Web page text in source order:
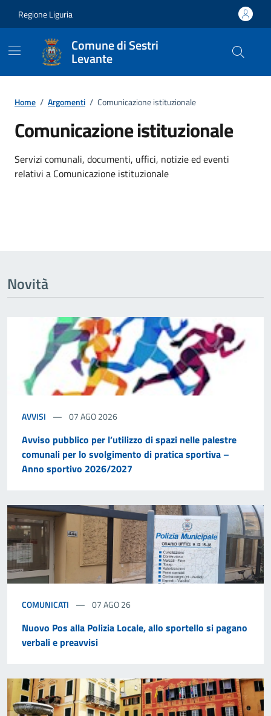
Regione Liguria
Comune di Sestri
Levante
Home / Argomenti / Comunicazione istituzionale
Comunicazione istituzionale
Dettagli dell'argomento
Servizi comunali, documenti, uffici, notizie ed eventi
relativi a Comunicazione istituzionale
Novità
AVVISI 07 AGO 2026
Avviso pubblico per l’utilizzo di spazi nelle palestre
comunali per lo svolgimento di pratica sportiva –
Anno sportivo 2026/2027
COMUNICATI 07 AGO 26
Nuovo Pos alla Polizia Locale, allo sportello si pagano
verbali e preavvisi